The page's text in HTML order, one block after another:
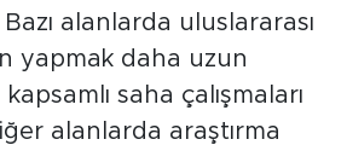
alanlarda uluslararası
yapmak daha uzun
saha çalışmaları
alanlarda araştırma